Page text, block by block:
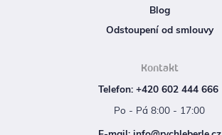
Blog
Odstoupení od smlouvy
Kontakt
Telefon: +420 602 444 666
Po - Pá 8:00 - 17:00